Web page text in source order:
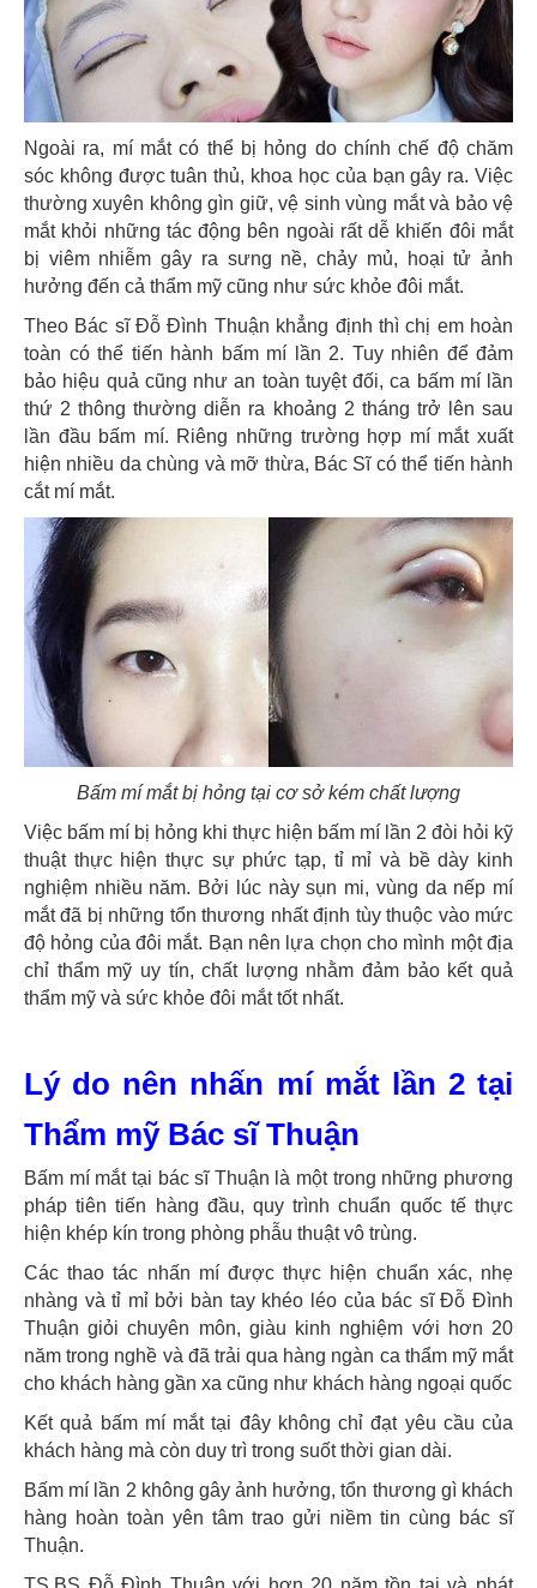
Ngoài ra, mí mắt có thể bị hỏng do chính chế độ chăm
sóc không được tuân thủ, khoa học của bạn gây ra. Việc
thường xuyên không gìn giữ, vệ sinh vùng mắt và bảo vệ
mắt khỏi những tác động bên ngoài rất dễ khiến đôi mắt
bị viêm nhiễm gây ra sưng nề, chảy mủ, hoại tử ảnh
hưởng đến cả thẩm mỹ cũng như sức khỏe đôi mắt.
Theo Bác sĩ Đỗ Đình Thuận khẳng định thì chị em hoàn
toàn có thể tiến hành bấm mí lần 2. Tuy nhiên để đảm
bảo hiệu quả cũng như an toàn tuyệt đối, ca bấm mí lần
thứ 2 thông thường diễn ra khoảng 2 tháng trở lên sau
lần đầu bấm mí. Riêng những trường hợp mí mắt xuất
hiện nhiều da chùng và mỡ thừa, Bác Sĩ có thể tiến hành
cắt mí mắt.
Bấm mí mắt bị hỏng tại cơ sở kém chất lượng
Việc bấm mí bị hỏng khi thực hiện bấm mí lần 2 đòi hỏi kỹ
thuật thực hiện thực sự phức tạp, tỉ mỉ và bề dày kinh
nghiệm nhiều năm. Bởi lúc này sụn mi, vùng da nếp mí
mắt đã bị những tổn thương nhất định tùy thuộc vào mức
độ hỏng của đôi mắt. Bạn nên lựa chọn cho mình một địa
chỉ thẩm mỹ uy tín, chất lượng nhằm đảm bảo kết quả
thẩm mỹ và sức khỏe đôi mắt tốt nhất.
Lý do nên nhấn mí mắt lần 2 tại
Thẩm mỹ Bác sĩ Thuận
Bấm mí mắt tại bác sĩ Thuận là một trong những phương
pháp tiên tiến hàng đầu, quy trình chuẩn quốc tế thực
hiện khép kín trong phòng phẫu thuật vô trùng.
Các thao tác nhấn mí được thực hiện chuẩn xác, nhẹ
nhàng và tỉ mỉ bởi bàn tay khéo léo của bác sĩ Đỗ Đình
Thuận giỏi chuyên môn, giàu kinh nghiệm với hơn 20
năm trong nghề và đã trải qua hàng ngàn ca thẩm mỹ mắt
cho khách hàng gần xa cũng như khách hàng ngoại quốc
Kết quả bấm mí mắt tại đây không chỉ đạt yêu cầu của
khách hàng mà còn duy trì trong suốt thời gian dài.
Bấm mí lần 2 không gây ảnh hưởng, tổn thương gì khách
hàng hoàn toàn yên tâm trao gửi niềm tin cùng bác sĩ
Thuận.